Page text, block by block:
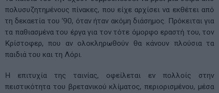
πολυσυζητημένους πίνακες, που είχε αρχίσει να εκθέτει από
τη δεκαετία του ‘90, όταν ήταν ακόμη διάσημος. Πρόκειται για
τα παθιασμένα του έργα για τον τότε όμορφο εραστή του, τον
Κρίστοφερ, που αν ολοκληρωθούν θα κάνουν πλούσια τα
παιδιά του και τη Λόρι.
Η επιτυχία της ταινίας, οφείλεται εν πολλοίς στην
πειστικότητα του βρετανικού κλίματος, περιορισμένου, μέσα